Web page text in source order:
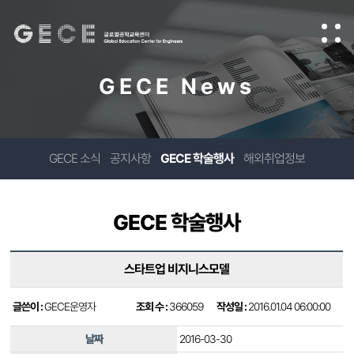
GECE News
GECE 소식 공지사항 GECE 학술행사 해외취업정보
GECE 학술행사
스타트업 비지니스모델
글쓴이 :GECE운영자 조회 수 :366059 작성일 :2016.01.04 06:00:00
날짜 2016-03-30